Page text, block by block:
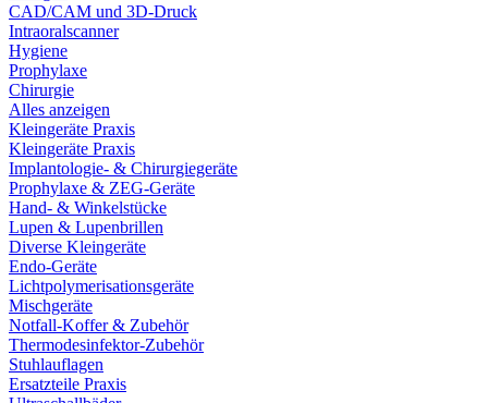
CAD/CAM und 3D-Druck
Intraoralscanner
Hygiene
Prophylaxe
Chirurgie
Alles anzeigen
Kleingeräte Praxis
Kleingeräte Praxis
Implantologie- & Chirurgiegeräte
Prophylaxe & ZEG-Geräte
Hand- & Winkelstücke
Lupen & Lupenbrillen
Diverse Kleingeräte
Endo-Geräte
Lichtpolymerisationsgeräte
Mischgeräte
Notfall-Koffer & Zubehör
Thermodesinfektor-Zubehör
Stuhlauflagen
Ersatzteile Praxis